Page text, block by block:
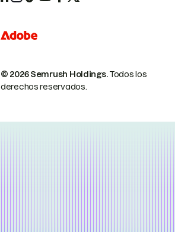
© 2026 Semrush Holdings.Todos los
derechos reservados.